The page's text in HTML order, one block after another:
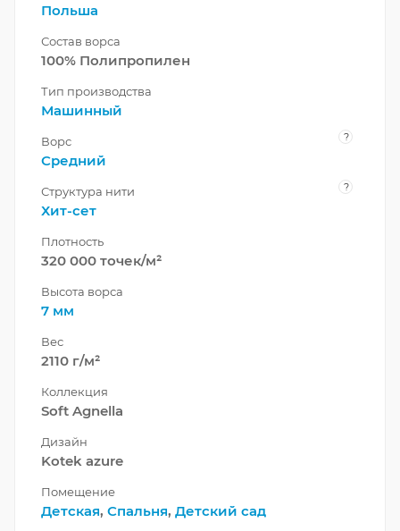
Польша
Состав ворса
100% Полипропилен
Тип производства
Машинный
Ворс ?
Средний
Структура нити ?
Хит-сет
Плотность
320 000 точек/м²
Высота ворса
7 мм
Вес
2110 г/м²
Коллекция
Soft Agnella
Дизайн
Kotek azure
Помещение
Детская, Спальня, Детский сад